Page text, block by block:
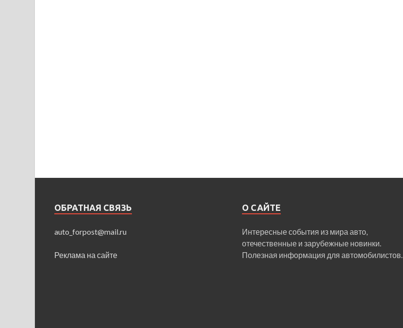
ОБРАТНАЯ СВЯЗЬ
auto_forpost@mail.ru
Реклама на сайте
О САЙТЕ
Интересные события из мира авто,
отечественные и зарубежные новинки.
Полезная информация для автомобилистов.